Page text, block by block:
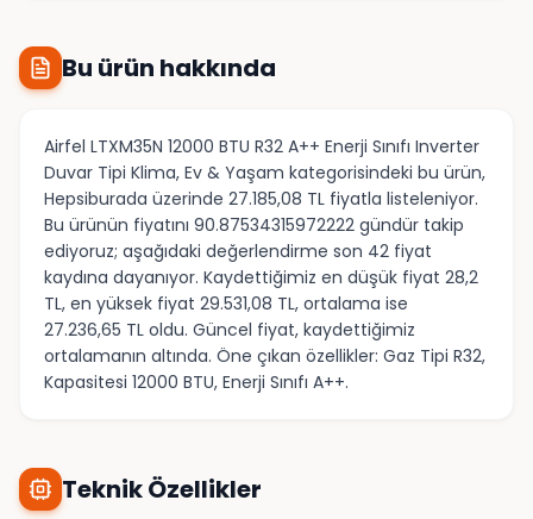
Bu ürün hakkında
Airfel LTXM35N 12000 BTU R32 A++ Enerji Sınıfı Inverter
Duvar Tipi Klima, Ev & Yaşam kategorisindeki bu ürün,
Hepsiburada üzerinde 27.185,08 TL fiyatla listeleniyor.
Bu ürünün fiyatını 90.87534315972222 gündür takip
ediyoruz; aşağıdaki değerlendirme son 42 fiyat
kaydına dayanıyor. Kaydettiğimiz en düşük fiyat 28,2
TL, en yüksek fiyat 29.531,08 TL, ortalama ise
27.236,65 TL oldu. Güncel fiyat, kaydettiğimiz
ortalamanın altında. Öne çıkan özellikler: Gaz Tipi R32,
Kapasitesi 12000 BTU, Enerji Sınıfı A++.
Teknik Özellikler